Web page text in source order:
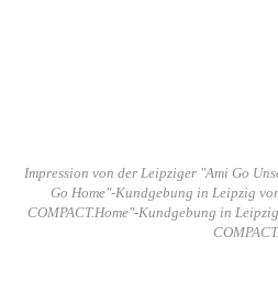
Impression von der Leipziger "Ami Go
Go Home"-Kundgebung in Leipzig
COMPACT.Home"-Kundgebung in
COMPACT.